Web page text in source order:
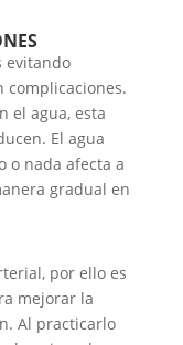
evitando
complicaciones.
el agua, esta
El agua
o nada afecta a
gradual en
por ello es
mejorar la
Al practicarlo